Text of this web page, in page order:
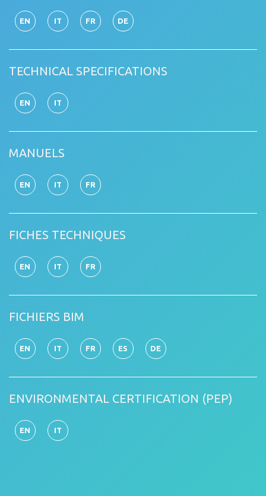
EN IT FR DE
TECHNICAL SPECIFICATIONS
EN IT
MANUELS
EN IT FR
FICHES TECHNIQUES
EN IT FR
FICHIERS BIM
EN IT FR ES DE
ENVIRONMENTAL CERTIFICATION (PEP)
EN IT